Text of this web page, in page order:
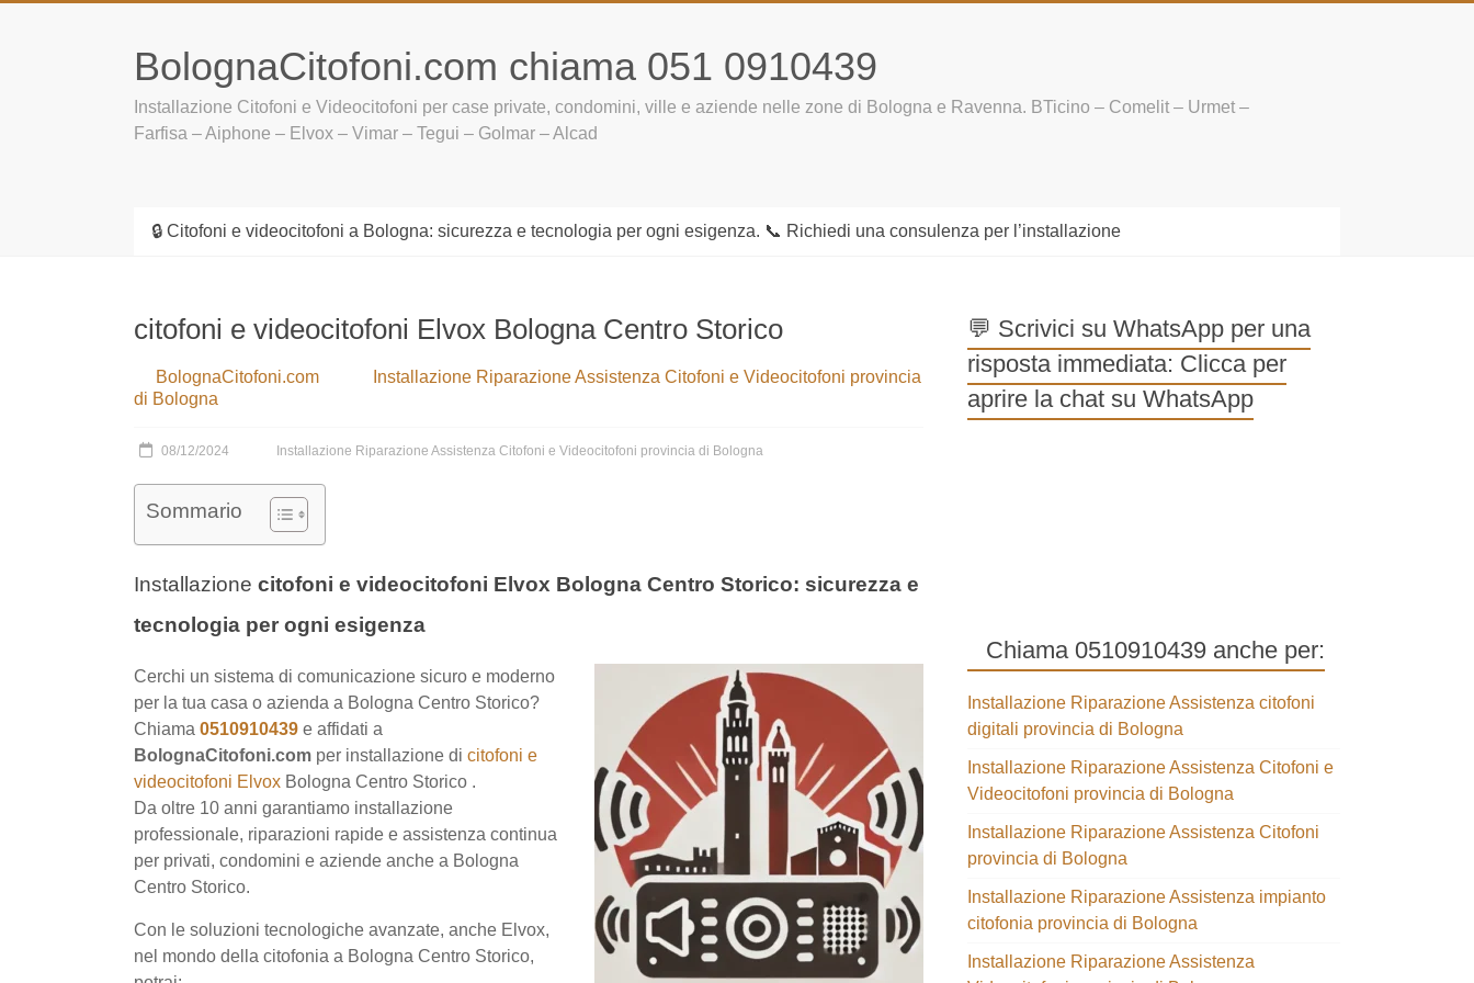
BolognaCitofoni.com chiama 051 0910439
Installazione Citofoni e Videocitofoni per case private, condomini, ville e aziende nelle zone di Bologna e Ravenna. BTicino – Comelit – Urmet – Farfisa
– Aiphone – Elvox – Vimar – Tegui – Golmar – Alcad
🔒 Citofoni e videocitofoni a Bologna: sicurezza e tecnologia per ogni esigenza. 📞 Richiedi una consulenza per l’installazione
citofoni e videocitofoni Elvox Bologna Centro Storico
BolognaCitofoni.com
Installazione Riparazione Assistenza Citofoni e Videocitofoni
provincia di Bologna
08/12/2024 Installazione Riparazione Assistenza Citofoni e Videocitofoni provincia di Bologna
Sommario
Installazionecitofoni e videocitofoni Elvox Bologna Centro Storico:
sicurezza e tecnologia per ogni esigenza
Cerchi un sistema di comunicazione sicuro e moderno
per la tua casa o azienda a Bologna Centro Storico?
Chiama 0510910439e affidati a
per installazione dicitofoni e videocitofoni Elvox
Bologna Centro Storico .
Da oltre 10 anni garantiamo installazione professionale,
riparazioni rapide e assistenza continua per privati,
condomini e aziende anche a Bologna Centro Storico.
nel mondo della citofonia a Bologna Centro Storico,
potrai:
💬 Scrivici su WhatsApp per
una risposta immediata: Clicca
per aprire la chat su WhatsApp
Chiama 0510910439 anche
per:
Installazione Riparazione Assistenza citofoni
digitali provincia di Bologna
Installazione Riparazione Assistenza Citofoni e
Videocitofoni provincia di Bologna
Installazione Riparazione Assistenza Citofoni
provincia di Bologna
Installazione Riparazione Assistenza impianto
citofonia provincia di Bologna